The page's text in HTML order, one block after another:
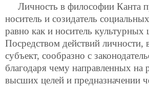
Личность в философии Канта
носитель и созидатель
равно как и носитель культурных
Посредством действий
субъект, сообразно с
благодаря чему направленных на
высших целей и предназначении